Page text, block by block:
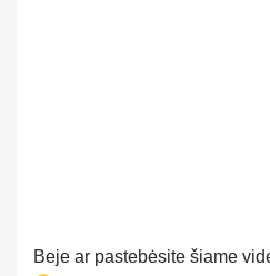
Beje ar pastebėsite šiame